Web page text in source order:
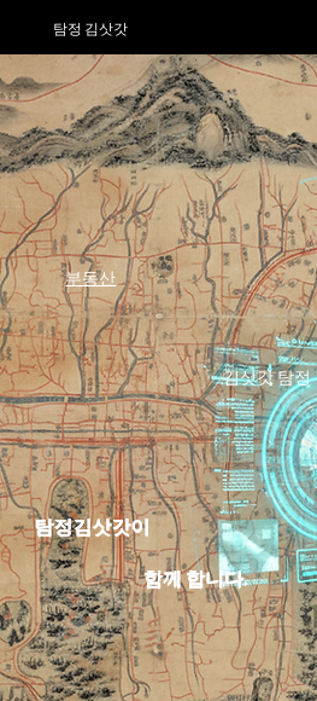
탐정 김삿갓
김삿갓 탐정
탐정김삿갓이
함께 합니다.
부동산